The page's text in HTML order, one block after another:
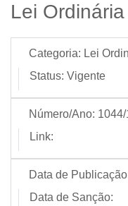
Lei
Categoria: Lei
Status: Vigente
Número/Ano:
Link:
Data de
Data de Sanção: